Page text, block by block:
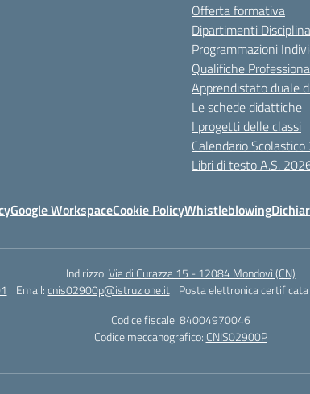
Offerta formativa
Dipartimenti
Programmazioni
Qualifiche
Apprendistato duale
Le schede didattiche
I progetti delle classi
Calendario
Libri di testo A.S.
Google WorkspaceCookie PolicyWhistleblowing
Indirizzo:Via di Curazza 15 - 12084 Mondovì (CN)
Email:cnis02900p@istruzione.it Posta elettronica certificata
Codice fiscale: 84004970046
Codice meccanografico: CNIS02900P